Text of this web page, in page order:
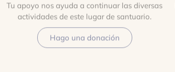
Tu apoyo nos ayuda a continuar las diversas
actividades de este lugar de santuario.
Hago una donación